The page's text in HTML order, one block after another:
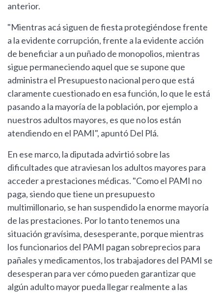
anterior.
"Mientras acá siguen de fiesta protegiéndose frente
a la evidente corrupción, frente a la evidente acción
de beneficiar a un puñado de monopolios, mientras
sigue permaneciendo aquel que se supone que
administra el Presupuesto nacional pero que está
claramente cuestionado en esa función, lo que le está
pasando a la mayoría de la población, por ejemplo a
nuestros adultos mayores, es que no los están
atendiendo en el PAMI", apuntó Del Plá.
En ese marco, la diputada advirtió sobre las
dificultades que atraviesan los adultos mayores para
acceder a prestaciones médicas. "Como el PAMI no
paga, siendo que tiene un presupuesto
multimillonario, se han suspendido la enorme mayoría
de las prestaciones. Por lo tanto tenemos una
situación gravísima, desesperante, porque mientras
los funcionarios del PAMI pagan sobreprecios para
pañales y medicamentos, los trabajadores del PAMI se
desesperan para ver cómo pueden garantizar que
algún adulto mayor pueda llegar realmente a las